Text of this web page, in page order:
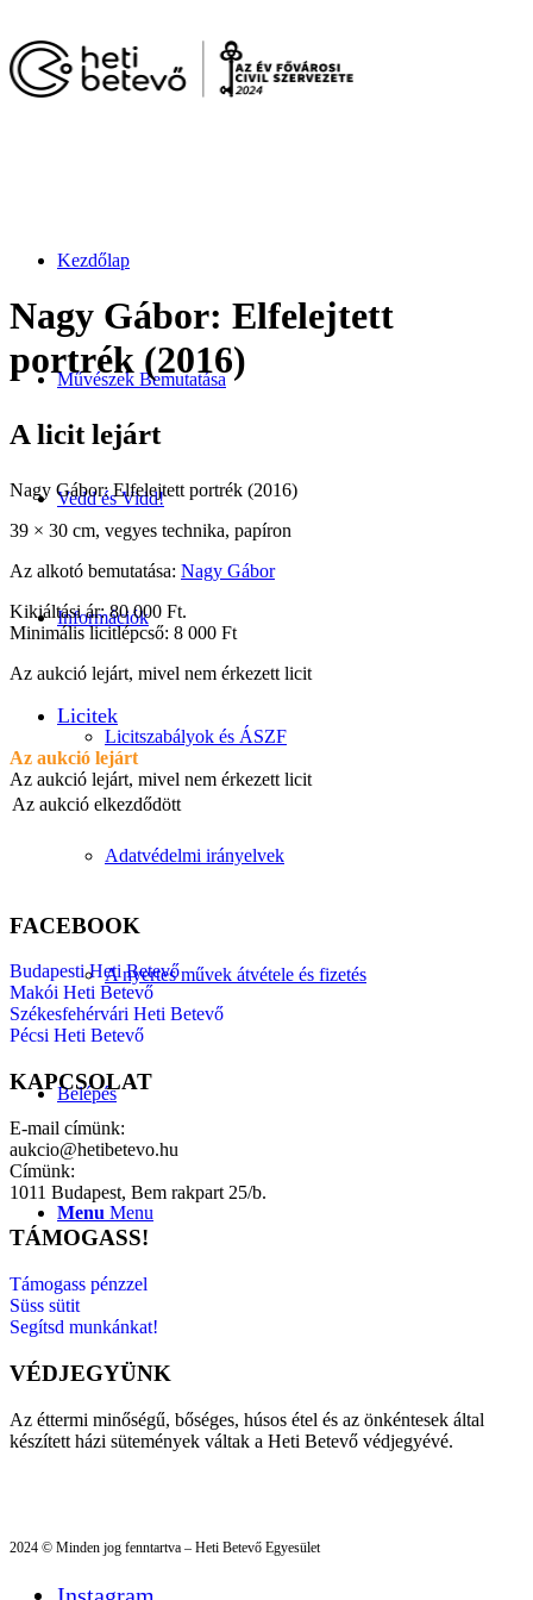
Kezdőlap
Művészek Bemutatása
Vedd és Vidd!
Információk
Licitszabályok és ÁSZF
Adatvédelmi irányelvek
A nyertes művek átvétele és fizetés
Belépés
Menu Menu
Nagy Gábor: Elfelejtett
portrék (2016)
A licit lejárt
Nagy Gábor: Elfelejtett portrék (2016)
39 × 30 cm, vegyes technika, papíron
Az alkotó bemutatása: Nagy Gábor
Kikiáltási ár: 80 000 Ft.
Minimális licitlépcső: 8 000 Ft
Az aukció lejárt, mivel nem érkezett licit
Licitek
Az aukció lejárt
Az aukció lejárt, mivel nem érkezett licit
Az aukció elkezdődött
FACEBOOK
Budapesti Heti Betevő
Makói Heti Betevő
Székesfehérvári Heti Betevő
Pécsi Heti Betevő
KAPCSOLAT
E-mail címünk:
aukcio@hetibetevo.hu
Címünk:
1011 Budapest, Bem rakpart 25/b.
TÁMOGASS!
Támogass pénzzel
Süss sütit
Segítsd munkánkat!
VÉDJEGYÜNK
Az éttermi minőségű, bőséges, húsos étel és az önkéntesek által
készített házi sütemények váltak a Heti Betevő védjegyévé.
2024 © Minden jog fenntartva – Heti Betevő Egyesület